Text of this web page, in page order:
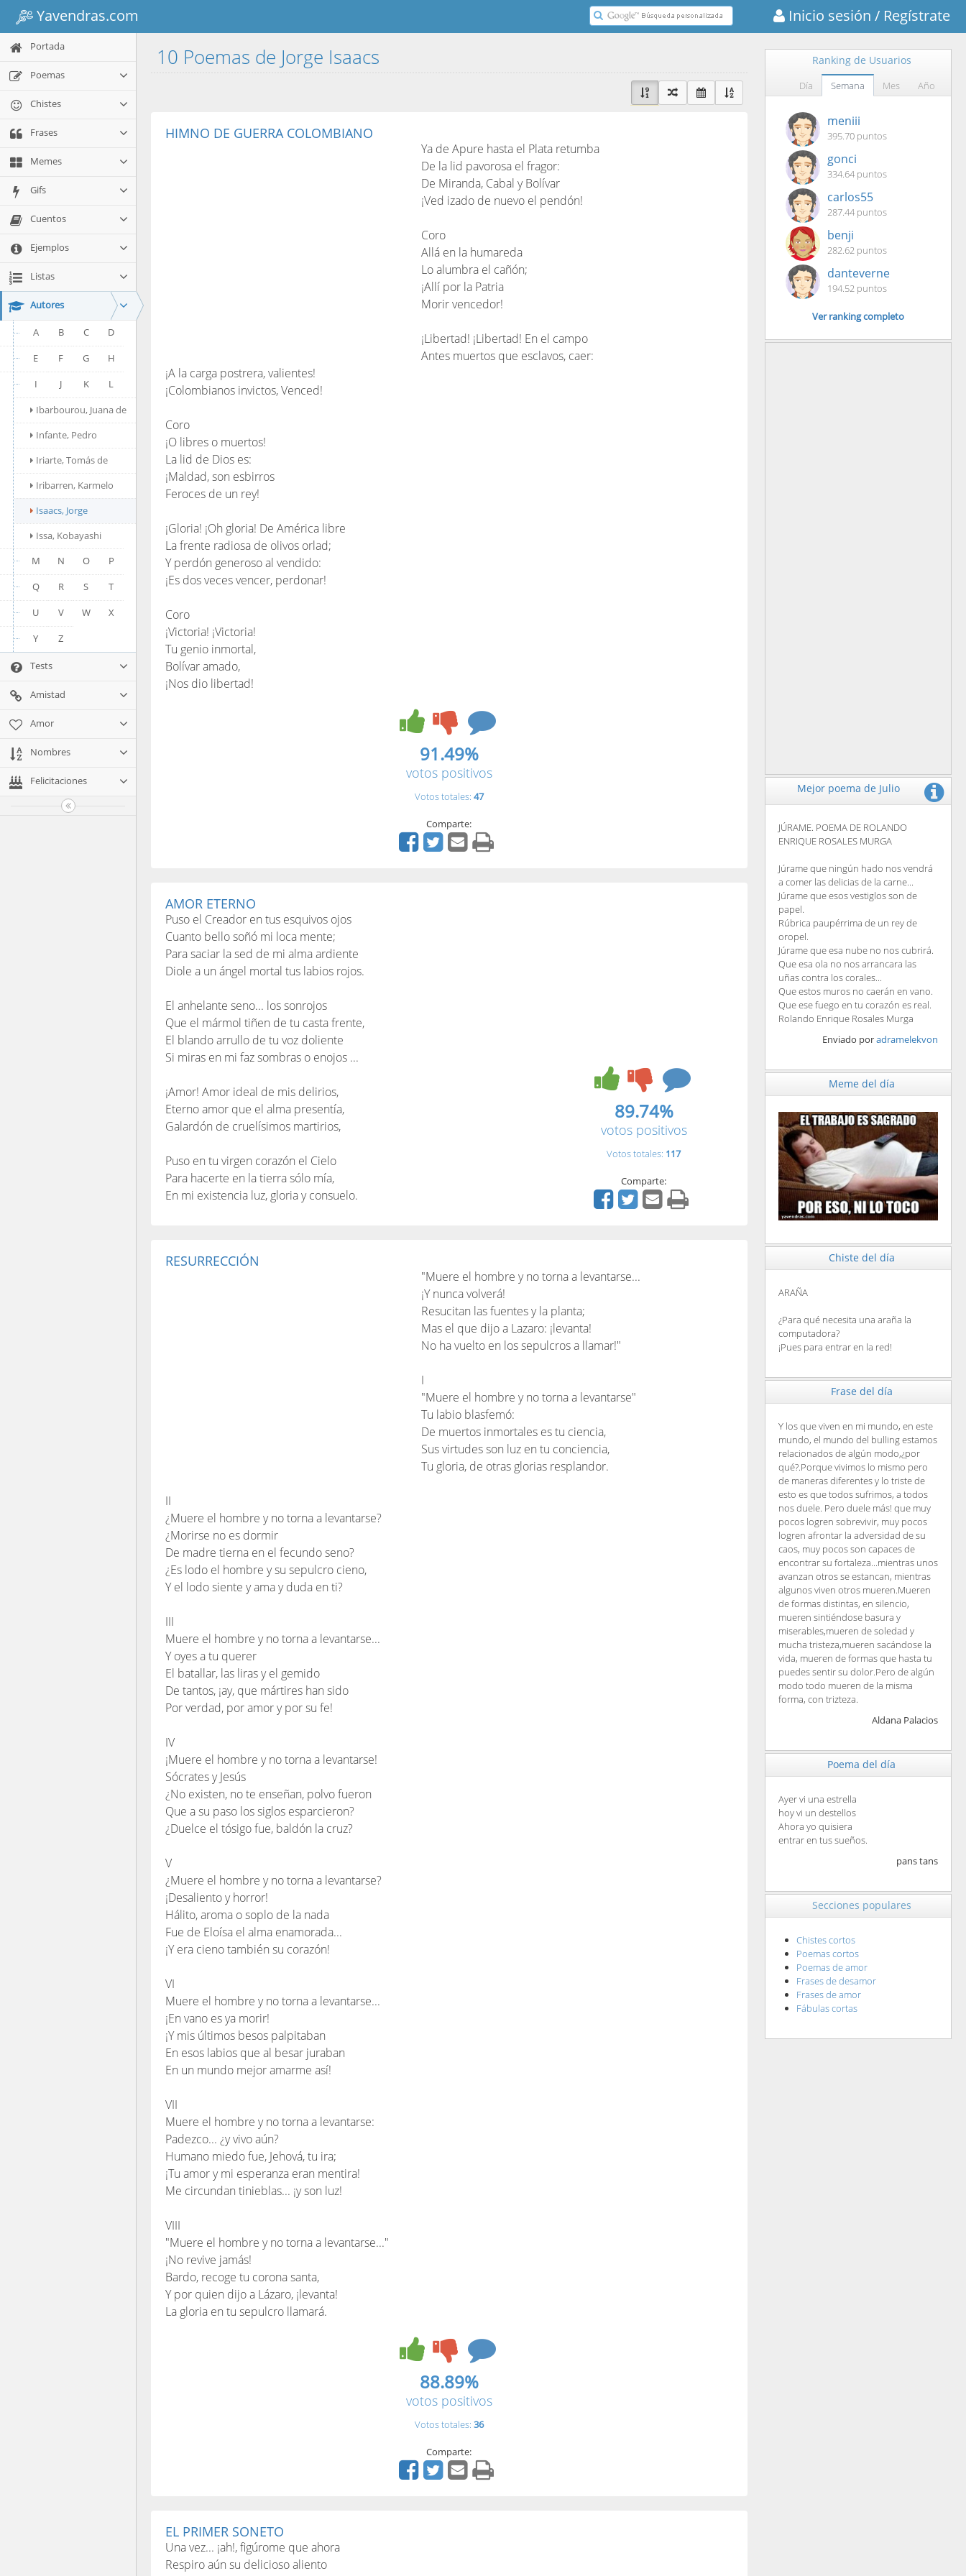
Yavendras.com Inicio sesión / Regístrate
Portada
Poemas
Chistes
Frases
Memes
Gifs
Cuentos
Ejemplos
Listas
Autores
A B C
D
E
F G
H
I
J K
L
Ibarbourou, Juana de
Infante, Pedro
Iriarte, Tomás de
Iribarren, Karmelo
Isaacs, Jorge
Issa, Kobayashi
M
N O
P
Q
R S
T
U
V W
X
Y
Z
Tests
Amistad
Amor
Nombres
Felicitaciones
10 Poemas de Jorge Isaacs
HIMNO DE GUERRA COLOMBIANO
Ya de Apure hasta el Plata retumba
De la lid pavorosa el fragor:
De Miranda, Cabal y Bolívar
¡Ved izado de nuevo el pendón!
Coro
Allá en la humareda
Lo alumbra el cañón;
¡Allí por la Patria
Morir vencedor!
¡Libertad! ¡Libertad! En el campo
Antes muertos que esclavos, caer:
¡A la carga postrera, valientes!
¡Colombianos invictos, Venced!
Coro
¡O libres o muertos!
La lid de Dios es:
¡Maldad, son esbirros
Feroces de un rey!
¡Gloria! ¡Oh gloria! De América libre
La frente radiosa de olivos orlad;
Y perdón generoso al vendido:
¡Es dos veces vencer, perdonar!
Coro
¡Victoria! ¡Victoria!
Tu genio inmortal,
Bolívar amado,
¡Nos dio libertad!
91.49%
votos positivos
Votos totales: 47
Comparte:
AMOR ETERNO
Puso el Creador en tus esquivos ojos
Cuanto bello soñó mi loca mente;
Para saciar la sed de mi alma ardiente
Diole a un ángel mortal tus labios rojos.
El anhelante seno... los sonrojos
Que el mármol tiñen de tu casta frente,
El blando arrullo de tu voz doliente
Si miras en mi faz sombras o enojos ...
¡Amor! Amor ideal de mis delirios,
Eterno amor que el alma presentía,
Galardón de cruelísimos martirios,
Puso en tu virgen corazón el Cielo
Para hacerte en la tierra sólo mía,
En mi existencia luz, gloria y consuelo.
89.74%
votos positivos
Votos totales: 117
Comparte:
RESURRECCIÓN
"Muere el hombre y no torna a levantarse...
¡Y nunca volverá!
Resucitan las fuentes y la planta;
Mas el que dijo a Lazaro: ¡levanta!
No ha vuelto en los sepulcros a llamar!"
I
"Muere el hombre y no torna a levantarse"
Tu labio blasfemó:
De muertos inmortales es tu ciencia,
Sus virtudes son luz en tu conciencia,
Tu gloria, de otras glorias resplandor.
II
¿Muere el hombre y no torna a levantarse?
¿Morirse no es dormir
De madre tierna en el fecundo seno?
¿Es lodo el hombre y su sepulcro cieno,
Y el lodo siente y ama y duda en ti?
III
Muere el hombre y no torna a levantarse...
Y oyes a tu querer
El batallar, las liras y el gemido
De tantos, ¡ay, que mártires han sido
Por verdad, por amor y por su fe!
IV
¡Muere el hombre y no torna a levantarse!
Sócrates y Jesús
¿No existen, no te enseñan, polvo fueron
Que a su paso los siglos esparcieron?
¿Duelce el tósigo fue, baldón la cruz?
V
¿Muere el hombre y no torna a levantarse?
¡Desaliento y horror!
Hálito, aroma o soplo de la nada
Fue de Eloísa el alma enamorada...
¡Y era cieno también su corazón!
VI
Muere el hombre y no torna a levantarse...
¡En vano es ya morir!
¡Y mis últimos besos palpitaban
En esos labios que al besar juraban
En un mundo mejor amarme así!
VII
Muere el hombre y no torna a levantarse:
Padezco... ¿y vivo aún?
Humano miedo fue, Jehová, tu ira;
¡Tu amor y mi esperanza eran mentira!
Me circundan tinieblas... ¡y son luz!
VIII
"Muere el hombre y no torna a levantarse..."
¡No revive jamás!
Bardo, recoge tu corona santa,
Y por quien dijo a Lázaro, ¡levanta!
La gloria en tu sepulcro llamará.
88.89%
votos positivos
Votos totales: 36
Comparte:
EL PRIMER SONETO
Una vez... ¡ah!, figúrome que ahora
Respiro aún su delicioso aliento
Ranking de Usuarios
Día Semana Mes Año
meniii
395.70 puntos
gonci
334.64 puntos
carlos55
287.44 puntos
benji
282.62 puntos
danteverne
194.52 puntos
Ver ranking completo
Mejor poema de Julio
JÚRAME. POEMA DE ROLANDO
ENRIQUE ROSALES MURGA
Júrame que ningún hado nos vendrá
a comer las delicias de la carne...
Júrame que esos vestiglos son de
papel.
Rúbrica paupérrima de un rey de
oropel.
Júrame que esa nube no nos cubrirá.
Que esa ola no nos arrancara las
uñas contra los corales...
Que estos muros no caerán en vano.
Que ese fuego en tu corazón es real.
Rolando Enrique Rosales Murga
Enviado poradramelekvon
Meme del día
Chiste del día
ARAÑA
¿Para qué necesita una araña la
computadora?
¡Pues para entrar en la red!
Frase del día
Y los que viven en mi mundo, en este
mundo, el mundo del bulling estamos
relacionados de algún modo,¿por
qué?.Porque vivimos lo mismo pero
de maneras diferentes y lo triste de
esto es que todos sufrimos, a todos
nos duele. Pero duele más! que muy
pocos logren sobrevivir, muy pocos
logren afrontar la adversidad de su
caos, muy pocos son capaces de
encontrar su fortaleza...mientras unos
avanzan otros se estancan, mientras
algunos viven otros mueren.Mueren
de formas distintas, en silencio,
mueren sintiéndose basura y
miserables,mueren de soledad y
mucha tristeza,mueren sacándose la
vida, mueren de formas que hasta tu
puedes sentir su dolor.Pero de algún
modo todo mueren de la misma
forma, con trizteza.
Aldana Palacios
Poema del día
Ayer vi una estrella
hoy vi un destellos
Ahora yo quisiera
entrar en tus sueños.
pans tans
Secciones populares
Chistes cortos
Poemas cortos
Poemas de amor
Frases de desamor
Frases de amor
Fábulas cortas